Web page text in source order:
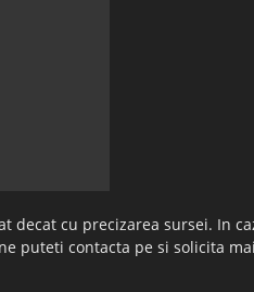
decat cu precizarea sursei. In
puteti contacta pe si solicita mai